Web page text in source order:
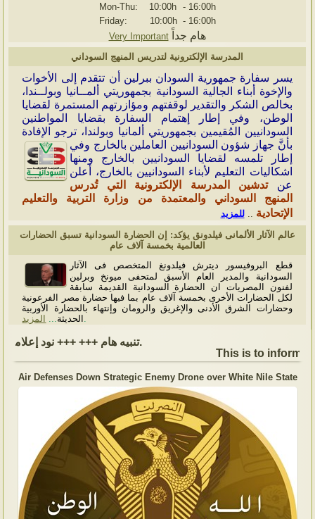
Mon-Thu: 10:00h - 16:00h
Friday: 10:00h - 16:00h
Very Important
هام جداً
المدرسة الإلكترونية لتدريس المنهج السوداني
يسر سفارة جمهورية السودان ببرلين أن تتقدم إلى الأخوات
والإخوة أبناء الجالية السودانية بجمهوريتي ألمــانيا وبولــندا،
بخالص الشكر والتقدير لوقفتهم ومؤازرتهم المستمرة لقضايا
الوطن، وفي إطار إهتمام السفارة بقضايا المواطنين
السودانيين المُقيمين بجمهوريتي ألمانيا وبولندا، ترجو الإفادة
بأنَّ جهاز شؤون السودانيين العاملين بالخارج وفي
إطار تلمسه لقضايا السودانيين بالخارج ومنها
اشكاليات التعليم لأبناء السودانيين بالخارج، أعلن
عنتدشين المدرسة الإلكترونية التي تُدرس
المنهج السوداني والمعتمدة من وزارة التربية والتعليم
الإتحادية ..للمزيد
عالم الآثار الألمانى فيلدونق يؤكد: إن الحضارة السودانية تسبق الحضارات
العالمية بخمسة آلاف عام
قطع البروفيسور ديترش فيلدونغ المتخصص فى الآثار
السودانية والمدير العام الأسبق لمتحفى ميونخ وبرلين
لفنون المصريات ان الحضارة السودانية القديمة سابقة
لكل الحضارات الأخرى بخمسة آلاف عام بما فيها حضارة مصر الفرعونية
وحضارات الشرق الأدنى والإغريق والرومان وإنتهاء بالحضارة الأوربية
الحديثة
المزيد
This is to inform,
Air Defenses Down Strategic Enemy Drone over White Nile State